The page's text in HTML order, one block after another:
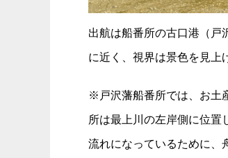
出航は船番所の古口港（戸
に近く、視界は景色を見上
※戸沢藩船番所では、お土
所は最上川の左岸側に位置
流れになっているために、